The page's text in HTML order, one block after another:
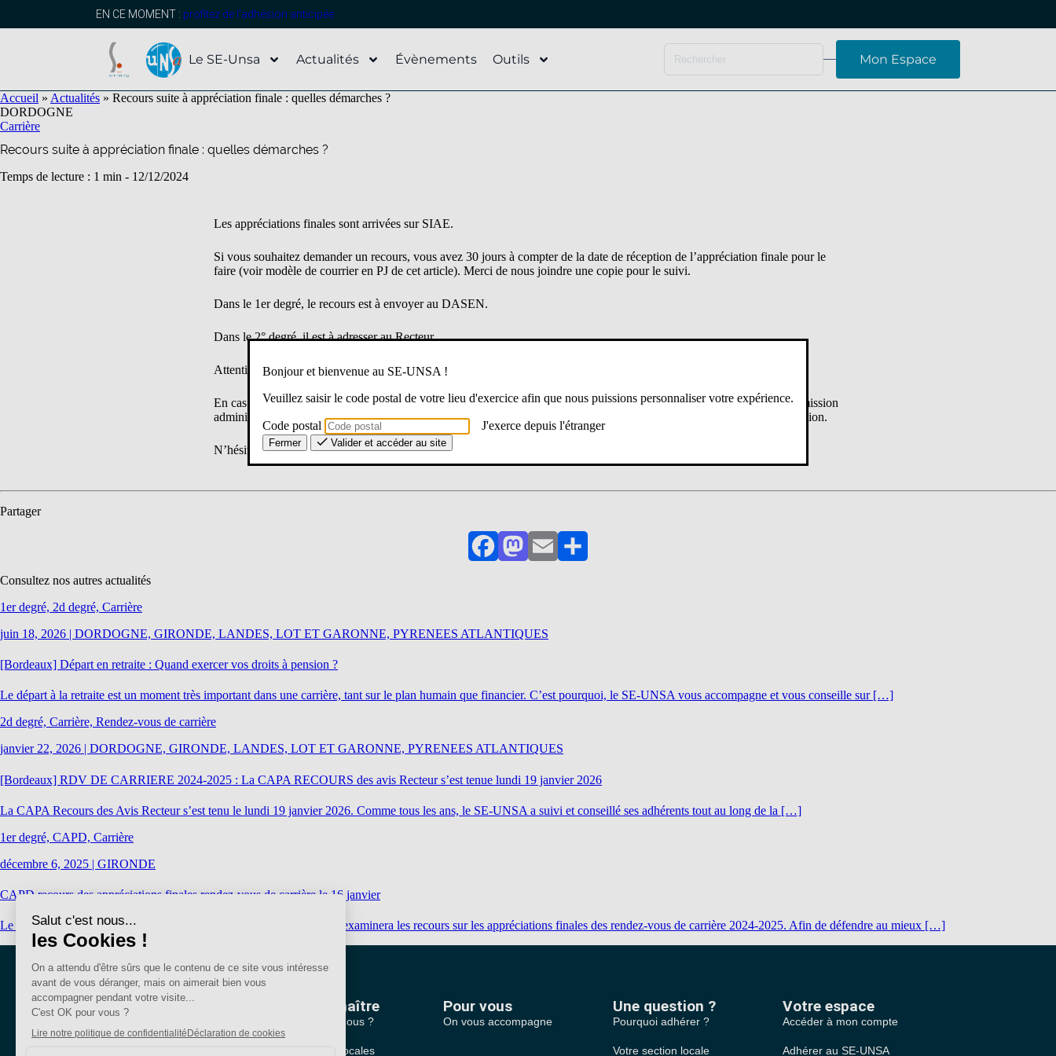
EN CE MOMENT : profitez de l’adhésion anticipée
Le SE-Unsa Actualités Évènements Outils Mon Espace
Accueil » Actualités » Recours suite à appréciation finale : quelles démarches ?
DORDOGNE
Carrière
Recours suite à appréciation finale : quelles démarches ?
Temps de lecture : 1 min - 12/12/2024
Les appréciations finales sont arrivées sur SIAE.
Si vous souhaitez demander un recours, vous avez 30 jours à compter de la date de réception de l’appréciation finale pour le
faire (voir modèle de courrier en PJ de cet article). Merci de nous joindre une copie pour le suivi.
Dans le 1er degré, le recours est à envoyer au DASEN.
Dans le 2° degré, il est à adresser au Recteur.
Attention, pour les agrégés, c’est au Ministre qu’il faut s’adresser.
En cas de rejet ou de refus de la part de l’autorité compétente, vous disposerez d’un délai de 30 jours pour saisir la commission
administrative paritaire compétente (CAPD ou CAPA selon si vous êtes du 1er ou du 2° degré) pour demander une révision.
N’hésitez pas à nous contacter pour toute question.
Partager
FacebookMastodon
EmailPartager
Consultez nos autres actualités
1er degré, 2d degré, Carrière
juin 18, 2026 | DORDOGNE, GIRONDE, LANDES, LOT ET GARONNE, PYRENEES ATLANTIQUES
[Bordeaux] Départ en retraite : Quand exercer vos droits à pension ?
Le départ à la retraite est un moment très important dans une carrière, tant sur le plan humain que financier. C’est pourquoi, le SE-UNSA vous accompagne et vous conseille sur […]
2d degré, Carrière, Rendez-vous de carrière
janvier 22, 2026 | DORDOGNE, GIRONDE, LANDES, LOT ET GARONNE, PYRENEES ATLANTIQUES
[Bordeaux] RDV DE CARRIERE 2024-2025 : La CAPA RECOURS des avis Recteur s’est tenue lundi 19 janvier 2026
La CAPA Recours des Avis Recteur s’est tenu le lundi 19 janvier 2026. Comme tous les ans, le SE-UNSA a suivi et conseillé ses adhérents tout au long de la […]
1er degré, CAPD, Carrière
décembre 6, 2025 | GIRONDE
CAPD recours des appréciations finales rendez-vous de carrière le 16 janvier
Le 17 janvier prochain, le SE-Unsa siègera à la CAPD 1er degré qui examinera les recours sur les appréciations finales des rendez-vous de carrière 2024-2025. Afin de défendre au mieux […]
Nous connaître
Qui sommes-nous ?
Nos sections locales
Pour vous
On vous accompagne
Une question ?
Pourquoi adhérer ?
Votre section locale
Votre espace
Accéder à mon compte
Adhérer au SE-UNSA
Bonjour et bienvenue au SE-UNSA !
Veuillez saisir le code postal de votre lieu d'exercice afin que nous puissions personnaliser votre expérience.
Code postal J'exerce depuis l'étranger
Fermer Valider et accéder au site